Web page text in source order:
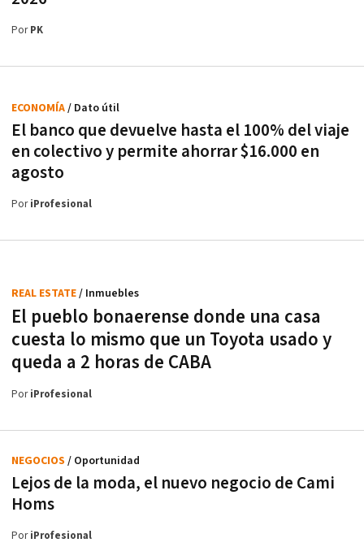
PorPK
El banco que devuelve hasta el 100% del viaje
en colectivo y permite ahorrar $16.000 en
agosto
ECONOMÍA/ Dato útil
PoriProfesional
El pueblo bonaerense donde una casa
cuesta lo mismo que un Toyota usado y
queda a 2 horas de CABA
REAL ESTATE/ Inmuebles
PoriProfesional
Lejos de la moda, el nuevo negocio de Cami
Homs
NEGOCIOS / Oportunidad
PoriProfesional